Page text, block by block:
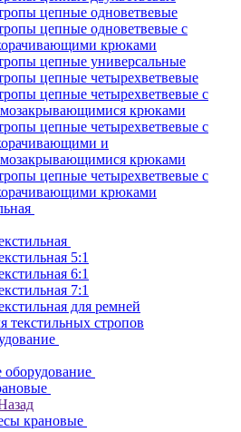
цепные одноветвевые
цепные одноветвевые с
крюками
цепные универсальные
цепные четырехветвевые
цепные четырехветвевые с
крюками
цепные четырехветвевые с
и
крюками
цепные четырехветвевые с
крюками
5:1
6:1
7:1
для ремней
текстильных стропов
оборудование
крановые